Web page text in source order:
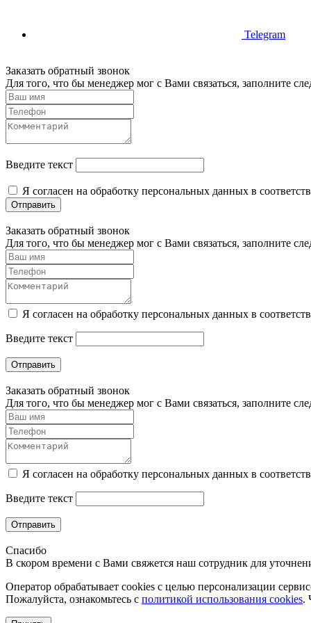
Telegram
Заказать обратный звонок
Для того, что бы менеджер мог с Вами связаться, заполните
Введите текст
Я согласен на обработку персональных данных в
Отправить
Заказать обратный звонок
Для того, что бы менеджер мог с Вами связаться, заполните
Я согласен на обработку персональных данных в
Введите текст
Отправить
Заказать обратный звонок
Для того, что бы менеджер мог с Вами связаться, заполните
Я согласен на обработку персональных данных в
Введите текст
Отправить
Спасибо
В скором времени с Вами свяжется наш сотрудник для
Оператор обрабатывает cookies с целью персонализации
Пожалуйста, ознакомьтесь с политикой использования cookies.